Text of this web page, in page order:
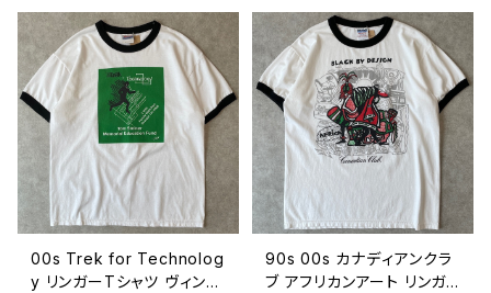
00s Trek for Technolog
y リンガーTシャツ ヴィンテ
90s 00s カナディアンクラ
ブ アフリカンアート リンガ